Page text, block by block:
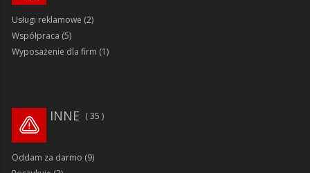
Usługi reklamowe (2)
Współpraca (5)
Wyposażenie dla firm (1)
35
INNE
Oddam za darmo (9)